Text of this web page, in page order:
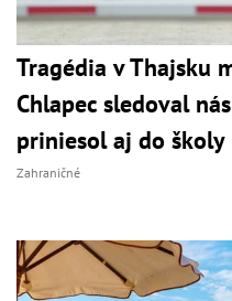
Tragédia v Thajsku
Chlapec sledoval
priniesol aj do školy
Zahraničné